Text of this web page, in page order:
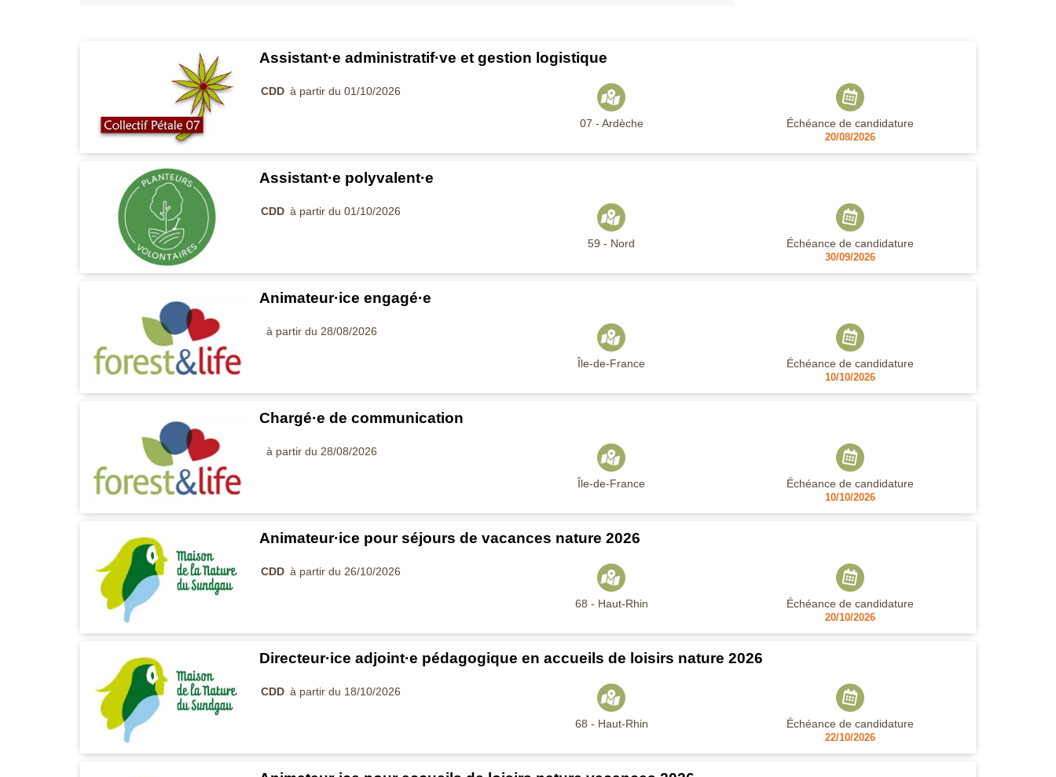
Assistant·e administratif·ve et gestion logistique
CDD à partir du 01/10/2026
07 - Ardèche Échéance de candidature
20/08/2026
Assistant·e polyvalent·e
CDD à partir du 01/10/2026
59 - Nord Échéance de candidature
30/09/2026
Animateur·ice engagé·e
à partir du 28/08/2026
Île-de-France Échéance de candidature
10/10/2026
Chargé·e de communication
à partir du 28/08/2026
Île-de-France Échéance de candidature
10/10/2026
Animateur·ice pour séjours de vacances nature 2026
CDD à partir du 26/10/2026
68 - Haut-Rhin Échéance de candidature
20/10/2026
Directeur·ice adjoint·e pédagogique en accueils de loisirs nature 2026
CDD à partir du 18/10/2026
68 - Haut-Rhin Échéance de candidature
22/10/2026